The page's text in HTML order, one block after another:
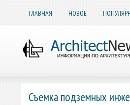
ГЛАВНАЯ НОВОЕ
Съемка подземных